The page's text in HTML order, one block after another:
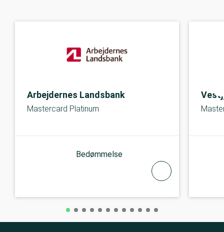
Arbejdernes Landsbank
Mastercard Platinum
Bedømmelse